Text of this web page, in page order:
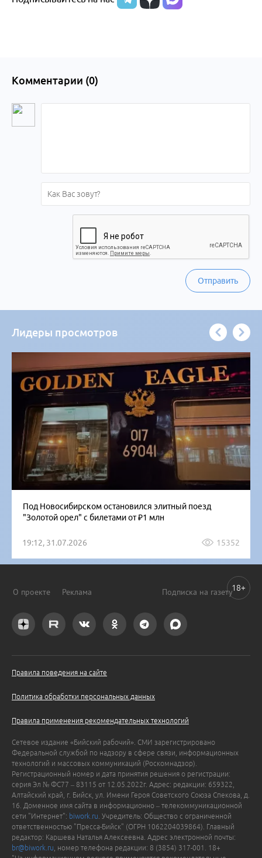
Комментарии (0)
Отправить
Лидеры просмотров
Под Новосибирском остановился элитный поезд
"Золотой орел" с билетами от ₽1 млн
19:12, 31.07.2026 15352
О проекте Реклама Подписка на газету
Правила поведения на сайте
Политика обработки персональных данных
Правила применения рекомендательных технологий
Сетевое издание «Бийский рабочий». СМИ зарегистрировано
Федеральной службой по надзору в сфере связи, информационных
технологий и массовых коммуникаций (Роскомнадзор).
Регистрационный номер и дата принятия решения о регистрации:
серия Эл № ФС77 – 83115 от 12.05.2022г. Адрес: редакции: 659322,
Алтайский край, г. Бийск, ул. Имени Героя Советского Союза Спекова, д.
16. Доменное имя сайта в информационно – телекоммуникационной
сети "Интернет": biwork.ru . Учредитель: Общество с ограниченной
ответственностью "Пресса-Бийск" (ОГРН 1062204039864). Главный
редактор: Каршева Наталья Алексеевна. Адрес электронной почты:
br@biwork.ru , номер телефона редакции: 8 (3854) 317-001. 18+
18+